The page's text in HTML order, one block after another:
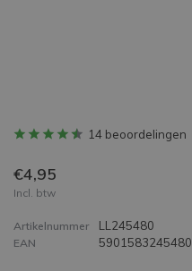
14 beoordelingen
€4,95
Incl. btw
Artikelnummer LL245480
EAN 5901583245480